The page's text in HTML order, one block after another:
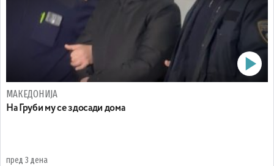
МАКЕДОНИЈА
На Груби му се здосади дома
пред 3 дена